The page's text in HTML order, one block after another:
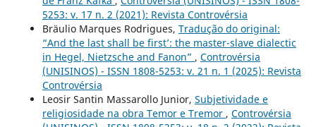
5253: v. 17 n. 2 (2021): Revista Controvérsia
Bräulio Marques Rodrigues, Tradução do original:
“And the last shall be first’: the master-slave dialectic
in Hegel, Nietzsche and Fanon” , Controvérsia
(UNISINOS) - ISSN 1808-5253: v. 21 n. 1 (2025): Revista
Controvérsia
Leosir Santin Massarollo Junior, Subjetividade e
religiosidade na obra Temor e Tremor , Controvérsia